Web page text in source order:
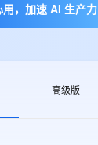
，加速 AI 生产力
高级版